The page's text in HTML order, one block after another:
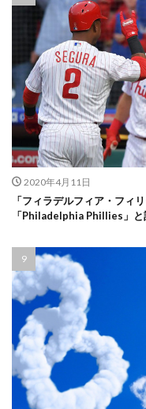
2020年4月11日
「フィラデルフィア・フィ
「Philadelphia Phillies」と